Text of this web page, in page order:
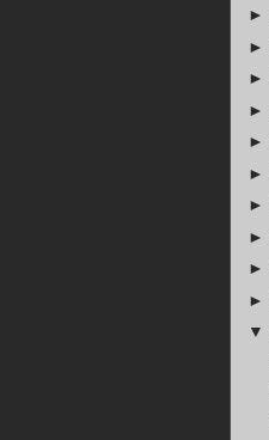
►
►
►
►
►
►
►
►
►
►
▼